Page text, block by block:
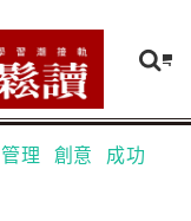
管理 創意 成功